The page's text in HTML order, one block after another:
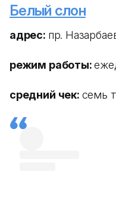
Белый слон
адрес: пр.
режим работы:
средний чек: семь